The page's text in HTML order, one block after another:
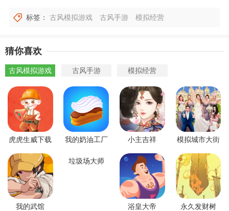
标签： 古风模拟游戏 古风手游 模拟经营
猜你喜欢
古风模拟游戏 古风手游 模拟经营
虎虎生威下载 我的奶油工厂 小主吉祥 模拟城市大街
我的武馆
垃圾场大师
浴皇大帝 永久发财树